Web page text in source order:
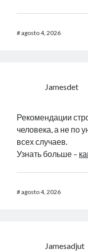
#agosto 4, 2026
Jamesdet
Рекомендации
человека, а не по
всех случаев.
Узнать больше –
#agosto 4, 2026
Jamesadjut